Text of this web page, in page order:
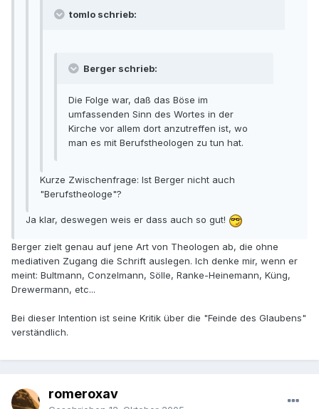
tomlo schrieb:
Berger schrieb:
Die Folge war, daß das Böse im
umfassenden Sinn des Wortes in der
Kirche vor allem dort anzutreffen ist, wo
man es mit Berufstheologen zu tun hat.
Kurze Zwischenfrage: Ist Berger nicht auch
"Berufstheologe"?
Ja klar, deswegen weis er dass auch so gut!
Berger zielt genau auf jene Art von Theologen ab, die ohne
mediativen Zugang die Schrift auslegen. Ich denke mir, wenn er
meint: Bultmann, Conzelmann, Sölle, Ranke-Heinemann, Küng,
Drewermann, etc...
Bei dieser Intention ist seine Kritik über die "Feinde des Glaubens"
verständlich.
romeroxav